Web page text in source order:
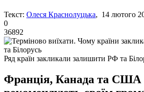
Текст: Олеся Краснолуцька, 14 лютого
0
36892
Ряд країн закликали залишити РФ та
Франція, Канада та США